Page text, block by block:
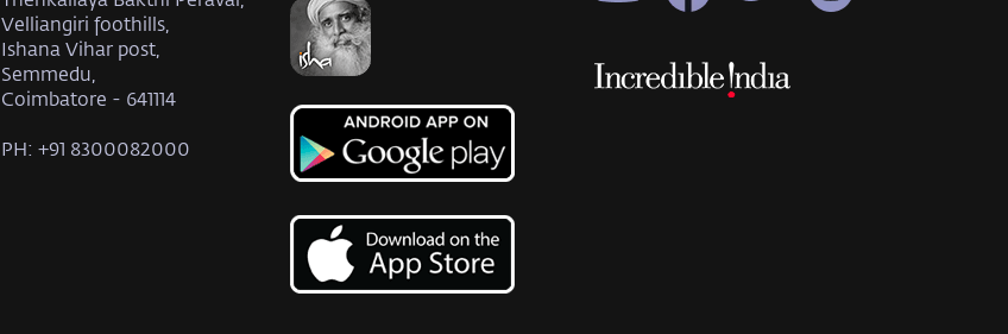
Velliangiri foothills,
Ishana Vihar post,
Semmedu,
Coimbatore - 641114
PH: +91 8300082000